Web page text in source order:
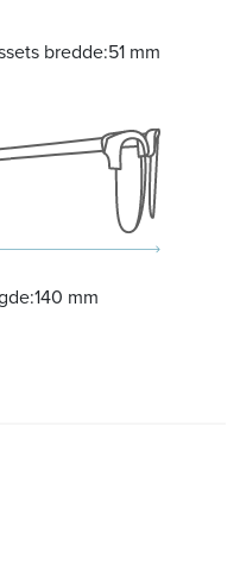
bredde:51 mm
140 mm